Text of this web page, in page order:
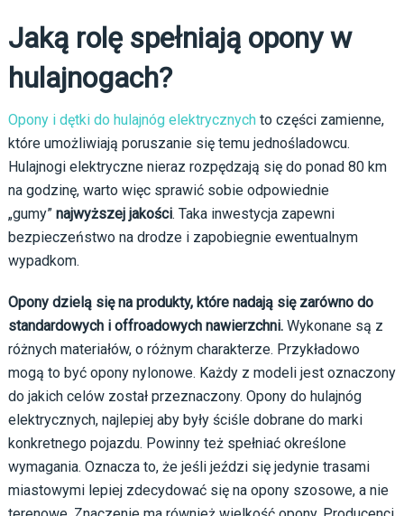
Jaką rolę spełniają opony w
hulajnogach?
Opony i dętki do hulajnóg elektrycznychto części zamienne,
które umożliwiają poruszanie się temu jednośladowcu.
Hulajnogi elektryczne nieraz rozpędzają się do ponad 80 km
na godzinę, warto więc sprawić sobie odpowiednie
„gumy”najwyższej jakości. Taka inwestycja zapewni
bezpieczeństwo na drodze i zapobiegnie ewentualnym
wypadkom.
Opony dzielą się na produkty, które nadają się zarówno do
standardowych i offroadowych nawierzchni.Wykonane są z
różnych materiałów, o różnym charakterze. Przykładowo
mogą to być opony nylonowe. Każdy z modeli jest oznaczony
do jakich celów został przeznaczony. Opony do hulajnóg
elektrycznych, najlepiej aby były ściśle dobrane do marki
konkretnego pojazdu. Powinny też spełniać określone
wymagania. Oznacza to, że jeśli jeździ się jedynie trasami
miastowymi lepiej zdecydować się na opony szosowe, a nie